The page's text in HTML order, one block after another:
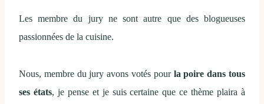
Les membre du jury ne sont autre que des blogueuses
passionnées de la cuisine.
Nous, membre du jury avons votés pour la poire dans tous
ses états, je pense et je suis certaine que ce thème plaira à